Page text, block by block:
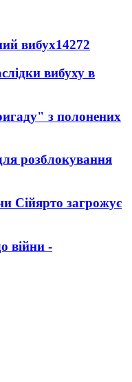
вибух14272
вибуху в
з полонених
розблокування
Сійярто загрожує
війни -